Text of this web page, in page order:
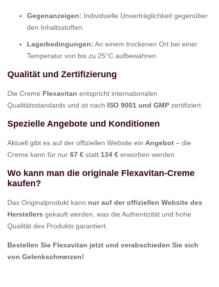
Gegenanzeigen: Individuelle Unverträglichkeit gegenüber
den Inhaltsstoffen.
Lagerbedingungen: An einem trockenen Ort bei einer
Temperatur von bis zu 25°C aufbewahren.
Qualität und Zertifizierung
Die Creme Flexavitan entspricht internationalen
Qualitätsstandards und ist nach ISO 9001 und GMP zertifiziert.
Spezielle Angebote und Konditionen
Aktuell gibt es auf der offiziellen Website ein Angebot – die
Creme kann für nur 67 € statt 134 € erworben werden.
Wo kann man die originale Flexavitan-Creme
kaufen?
Das Originalprodukt kann nur auf der offiziellen Website des
Herstellers gekauft werden, was die Authentizität und hohe
Qualität des Produkts garantiert.
Bestellen Sie Flexavitan jetzt und verabschieden Sie sich
von Gelenkschmerzen!